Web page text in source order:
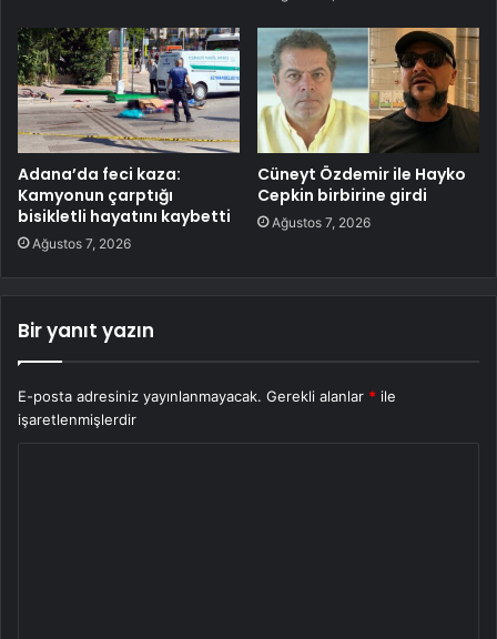
Adana’da feci kaza:
Kamyonun çarptığı
bisikletli hayatını kaybetti
Ağustos 7, 2026
Cüneyt Özdemir ile Hayko
Cepkin birbirine girdi
Ağustos 7, 2026
Bir yanıt yazın
E-posta adresiniz yayınlanmayacak. Gerekli alanlar * ile
işaretlenmişlerdir